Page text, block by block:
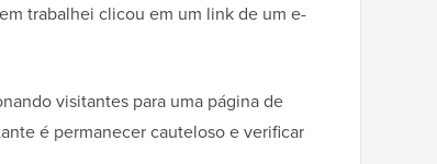
trabalhei clicou em um link de um e-
visitantes para uma página de
é permanecer cauteloso e verificar